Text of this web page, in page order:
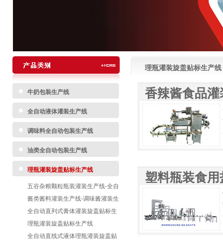
牛奶包装生产线
全自动液体灌装生产线
调味料全自动包装生产线
油类全自动包装生产线
理瓶灌装旋盖贴标生产线
五谷杂粮颗粒瓶装灌装生产线-全自
动颗粒罐装包装生产线
酱类酱料灌装生产线-调味酱灌装生
产线
全自动直列式膏体灌装旋盖贴标生
产线
理瓶灌装旋盖贴标生产线
全自动直线式液体理瓶灌装旋盖贴
理瓶灌装旋盖贴标生产线
香辣酱食品
塑料瓶装食